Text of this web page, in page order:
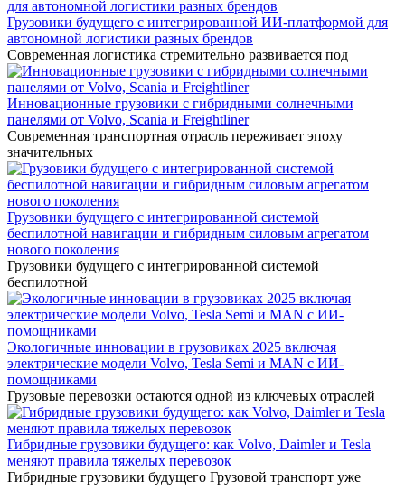
Грузовики будущего с интегрированной ИИ-платформой для
автономной логистики разных брендов
Современная логистика стремительно развивается под
Инновационные грузовики с гибридными солнечными
панелями от Volvo, Scania и Freightliner
Современная транспортная отрасль переживает эпоху
значительных
Грузовики будущего с интегрированной системой
беспилотной навигации и гибридным силовым агрегатом
нового поколения
Грузовики будущего с интегрированной системой
беспилотной
Экологичные инновации в грузовиках 2025 включая
электрические модели Volvo, Tesla Semi и MAN с ИИ-
помощниками
Грузовые перевозки остаются одной из ключевых отраслей
Гибридные грузовики будущего: как Volvo, Daimler и Tesla
меняют правила тяжелых перевозок
Гибридные грузовики будущего Грузовой транспорт уже